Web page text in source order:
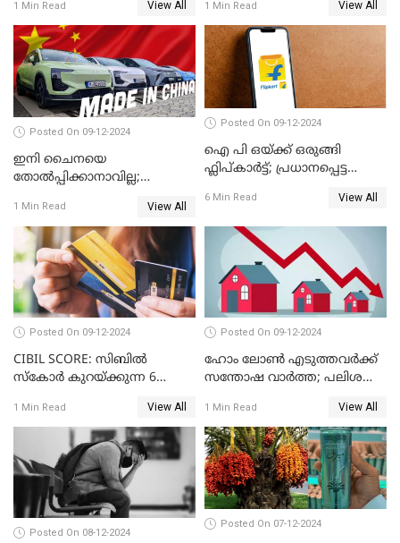
വീണ്ടും മുന്നിൽ
1 Min Read View All 1 Min Read View All
Posted On 09-12-2024
ഇനി ചൈനയെ
തോൽപ്പിക്കാനാവില്ല;
അമേരിക്കയേയും ഞെട്ടിച്ച്
ചൈനീസ് കാറുകൾ
1 Min Read View All
Posted On 09-12-2024
ഐ പി ഒയ്ക്ക് ഒരുങ്ങി
ഫ്ലിപ്കാർട്ട്; പ്രധാനപ്പെട്ട
6 Min Read View All
Posted On 09-12-2024
CIBIL SCORE: സിബിൽ
സ്കോർ കുറയ്ക്കുന്ന 6
1 Min Read View All
Posted On 09-12-2024
ഹോം ലോൺ എടുത്തവർക്ക്
സന്തോഷ വാർത്ത; പലിശ
1 Min Read View All
Posted On 08-12-2024
Posted On 07-12-2024